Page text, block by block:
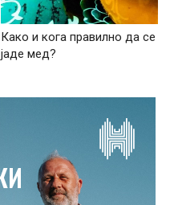
Како и кога правилно да се
јаде мед?